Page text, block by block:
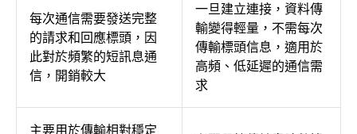
每次通信需要發送完整
的請求和回應標頭，因
此對於頻繁的短訊息通
信，開銷較大
一旦建立連接，資料傳
輸變得輕量，不需每次
傳輸標頭信息，適用於
高頻、低延遲的通信需
求
主要用於傳輸相對穩定